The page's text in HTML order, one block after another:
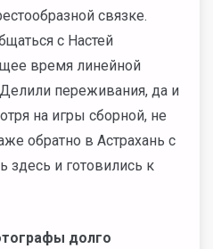
связке.
с Настей
время линейной
переживания, да и
на игры сборной, не
обратно в Астрахань с
здесь и готовились к
долго